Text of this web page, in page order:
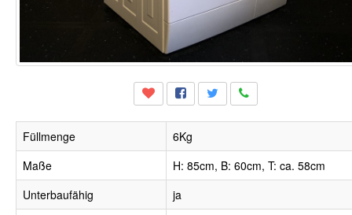
Füllmenge
6Kg
Maße
H: 85cm, B: 60cm, T: ca. 58cm
Unterbaufähig
ja